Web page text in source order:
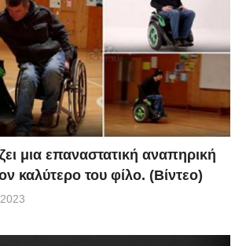
μια επαναστατική αναπηρική
καλύτερο του φίλο. (Βίντεο)